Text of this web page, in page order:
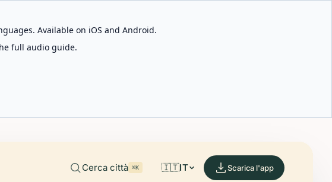
Available on iOS and Android.
full audio guide.
Cerca città ⌘K 🇮🇹IT Scarica l'app